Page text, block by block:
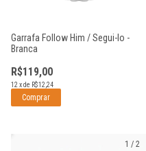
Garrafa Follow Him / Segui-lo -
Branca
R$119,00
12 xde R$12,24
1 / 2